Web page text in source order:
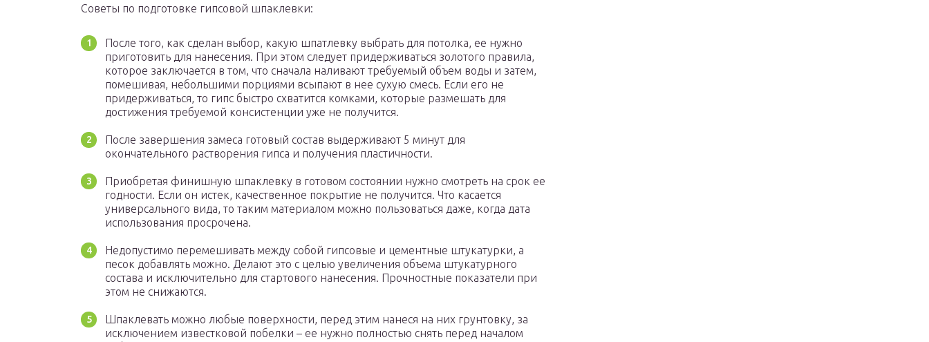
Советы по подготовке гипсовой шпаклевки:
После того, как сделан выбор, какую шпатлевку выбрать для потолка, ее нужно
приготовить для нанесения. При этом следует придерживаться золотого правила,
которое заключается в том, что сначала наливают требуемый объем воды и затем,
помешивая, небольшими порциями всыпают в нее сухую смесь. Если его не
придерживаться, то гипс быстро схватится комками, которые размешать для
достижения требуемой консистенции уже не получится.
После завершения замеса готовый состав выдерживают 5 минут для
окончательного растворения гипса и получения пластичности.
Приобретая финишную шпаклевку в готовом состоянии нужно смотреть на срок ее
годности. Если он истек, качественное покрытие не получится. Что касается
универсального вида, то таким материалом можно пользоваться даже, когда дата
использования просрочена.
Недопустимо перемешивать между собой гипсовые и цементные штукатурки, а
песок добавлять можно. Делают это с целью увеличения объема штукатурного
состава и исключительно для стартового нанесения. Прочностные показатели при
этом не снижаются.
Шпаклевать можно любые поверхности, перед этим нанеся на них грунтовку, за
исключением известковой побелки – ее нужно полностью снять перед началом